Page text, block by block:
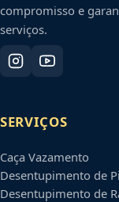
compromisso e
serviços.
SERVIÇOS
Caça Vazamento
Desentupimento de
Desentupimento de